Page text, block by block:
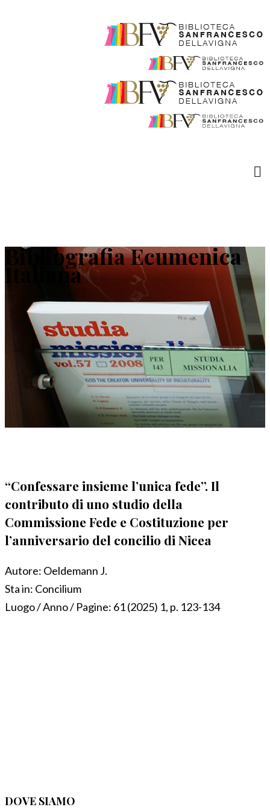
Bibliografia Ecumenica
Italiana
“Confessare insieme l’unica fede”. Il
contributo di uno studio della
Commissione Fede e Costituzione per
l’anniversario del concilio di Nicea
Autore: Oeldemann J.
Sta in: Concilium
Luogo / Anno / Pagine: 61 (2025) 1, p. 123-134
DOVE SIAMO